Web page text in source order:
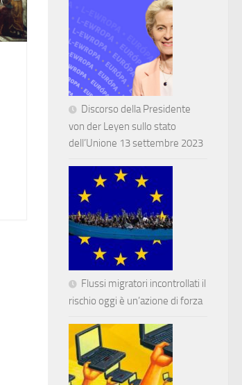
Discorso della Presidente
von der Leyen sullo stato
dell’Unione 13 settembre 2023
Flussi migratori incontrollati il
rischio oggi è un’azione di forza